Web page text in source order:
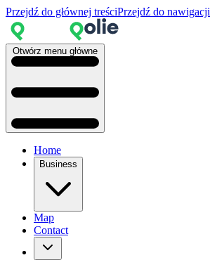
Przejdź do głównej treściPrzejdź do nawigacji
Otwórz menu główne
Home
Business
Map
Contact